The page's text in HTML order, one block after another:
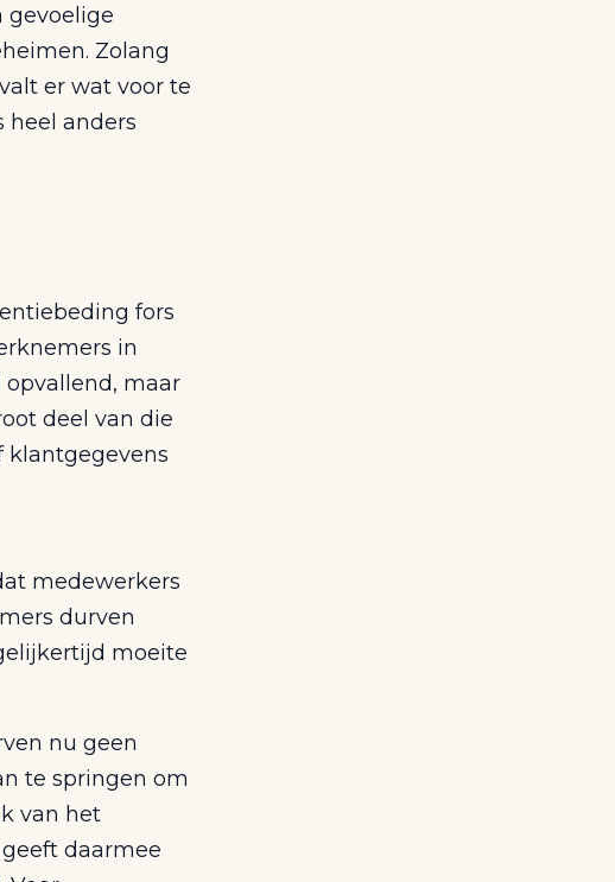
gevoelige
Zolang
er wat voor te
heel anders
fors
in
maar
deel van die
medewerkers
durven
moeite
nu geen
te springen om
van het
daarmee